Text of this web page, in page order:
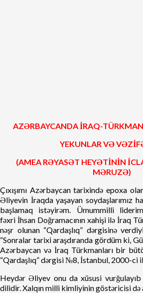
AZƏRBAYCANDA İRAQ-
YEKUNLAR VƏ
(AMEA RƏYASƏT HEYƏTİNİN
MƏRUZƏ)
Çıxışımı Azərbaycan tarixində epoxa
Əliyevin İraqda yaşayan soydaşlarımız
başlamaq istəyirəm. Ümummilli
fəxri İhsan Doğramacının xahişi ilə İraq
nəşr olunan “Qardaşlıq” dərgisinə
“Sonralar tarixi araşdıranda gördüm ki,
Azərbaycan və İraq Türkmanları bir
“Qardaşlıq” dərgisi №8, İstanbul, 2000-ci
Heydər Əliyev onu da xüsusi
dilidir. Xalqın milli kimliyinin göstəricisi də